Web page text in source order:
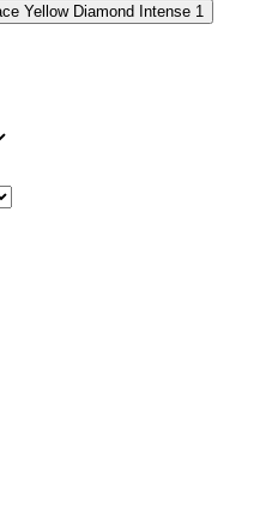
Yellow Diamond Intense 1